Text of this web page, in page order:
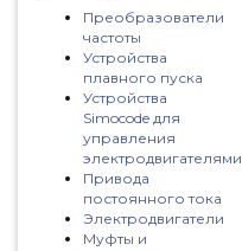
Преобразователи
частоты
Устройства
плавного пуска
Устройства
Simocode для
управления
электродвигателями
Привода
постоянного тока
Электродвигатели
Муфты и